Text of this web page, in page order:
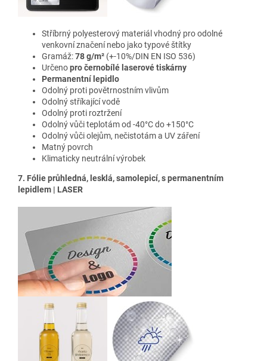
Stříbrný polyesterový materiál vhodný pro odolné
venkovní značení nebo jako typové štítky
Gramáž:78 g/m² (+-10%/DIN EN ISO 536)
Určenopro černobílé laserové tiskárny
Permanentní lepidlo
Odolný proti povětrnostním vlivům
Odolný stříkající vodě
Odolný proti roztržení
Odolný vůči teplotám od -40°C do +150°C
Odolný vůči olejům, nečistotám a UV záření
Matný povrch
Klimaticky neutrální výrobek
7. Fólie průhledná, lesklá, samolepicí, s permanentním
lepidlem | LASER